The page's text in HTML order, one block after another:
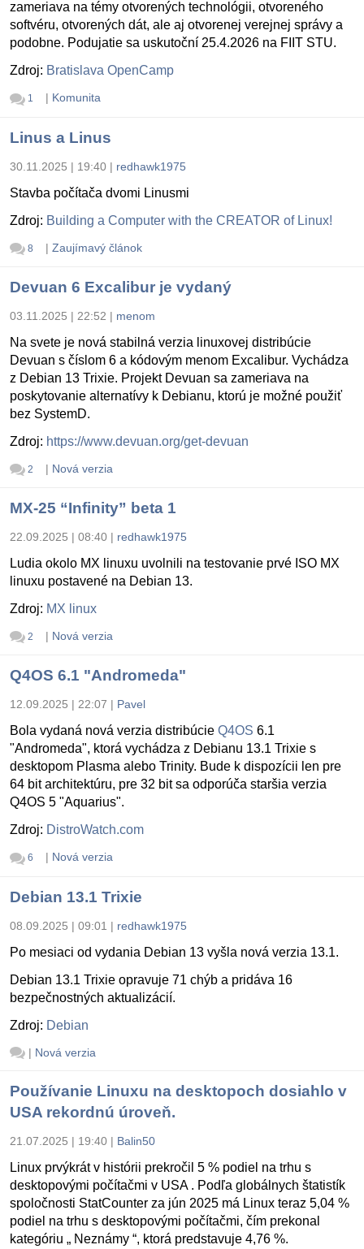
zameriava na témy otvorených technológii, otvoreného
softvéru, otvorených dát, ale aj otvorenej verejnej správy a
podobne. Podujatie sa uskutoční 25.4.2026 na FIIT STU.
Zdroj: Bratislava OpenCamp
1 | Komunita
Linus a Linus
30.11.2025 | 19:40 | redhawk1975
Stavba počítača dvomi Linusmi
Zdroj: Building a Computer with the CREATOR of Linux!
8 | Zaujímavý článok
Devuan 6 Excalibur je vydaný
03.11.2025 | 22:52 | menom
Na svete je nová stabilná verzia linuxovej distribúcie
Devuan s číslom 6 a kódovým menom Excalibur. Vychádza
z Debian 13 Trixie. Projekt Devuan sa zameriava na
poskytovanie alternatívy k Debianu, ktorú je možné použiť
bez SystemD.
Zdroj: https://www.devuan.org/get-devuan
2 | Nová verzia
MX-25 “Infinity” beta 1
22.09.2025 | 08:40 | redhawk1975
Ludia okolo MX linuxu uvolnili na testovanie prvé ISO MX
linuxu postavené na Debian 13.
Zdroj: MX linux
2 | Nová verzia
Q4OS 6.1 "Andromeda"
12.09.2025 | 22:07 | Pavel
Bola vydaná nová verzia distribúcie Q4OS 6.1
"Andromeda", ktorá vychádza z Debianu 13.1 Trixie s
desktopom Plasma alebo Trinity. Bude k dispozícii len pre
64 bit architektúru, pre 32 bit sa odporúča staršia verzia
Q4OS 5 "Aquarius".
Zdroj: DistroWatch.com
6 | Nová verzia
Debian 13.1 Trixie
08.09.2025 | 09:01 | redhawk1975
Po mesiaci od vydania Debian 13 vyšla nová verzia 13.1.
Debian 13.1 Trixie opravuje 71 chýb a pridáva 16
bezpečnostných aktualizácií.
Zdroj: Debian
| Nová verzia
Používanie Linuxu na desktopoch dosiahlo v
USA rekordnú úroveň.
21.07.2025 | 19:40 | Balin50
Linux prvýkrát v histórii prekročil 5 % podiel na trhu s
desktopovými počítačmi v USA . Podľa globálnych štatistík
spoločnosti StatCounter za jún 2025 má Linux teraz 5,04 %
podiel na trhu s desktopovými počítačmi, čím prekonal
kategóriu „ Neznámy “, ktorá predstavuje 4,76 %.